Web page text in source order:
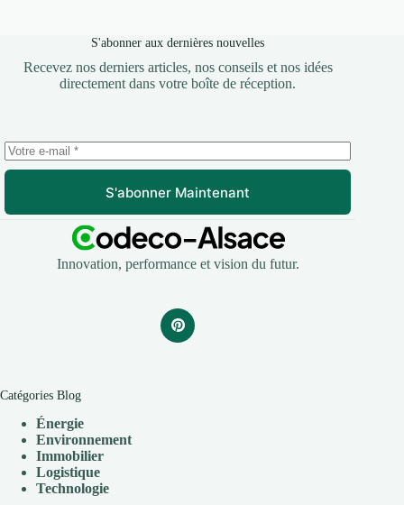
S'abonner aux dernières nouvelles
Recevez nos derniers articles, nos conseils et nos idées
directement dans votre boîte de réception.
S'abonner Maintenant
Innovation, performance et vision du futur.
Catégories Blog
Énergie
Environnement
Immobilier
Logistique
Technologie